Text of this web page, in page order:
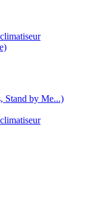
Stand by Me...)